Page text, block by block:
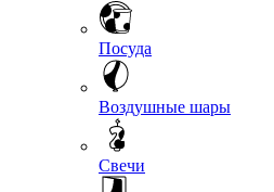
Посуда
Воздушные шары
Свечи